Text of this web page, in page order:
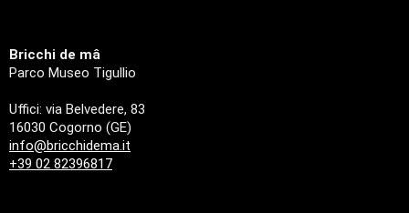
Bricchi de mâ
Parco Museo Tigullio
Uffici: via Belvedere, 83
16030 Cogorno (GE)
info@bricchidema.it
+39 02 82396817